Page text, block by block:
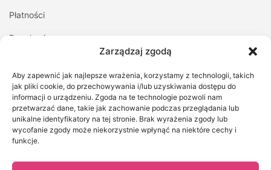
Zarządzaj zgodą
Aby zapewnić jak najlepsze wrażenia, korzystamy z technologii, takich
jak pliki cookie, do przechowywania i/lub uzyskiwania dostępu do
informacji o urządzeniu. Zgoda na te technologie pozwoli nam
przetwarzać dane, takie jak zachowanie podczas przeglądania lub
unikalne identyfikatory na tej stronie. Brak wyrażenia zgody lub
wycofanie zgody może niekorzystnie wpłynąć na niektóre cechy i
funkcje.
Płatności
Regulamin
Kontakt z nami
MOJE KONTO
Logowanie/Rejestracja